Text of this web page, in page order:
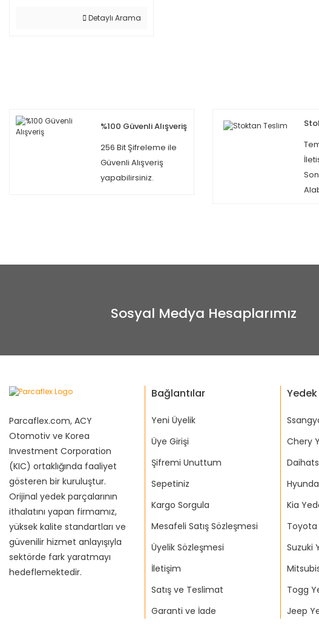
Detaylı Arama
%100 Güvenli Alışveriş
256 Bit Şifreleme ile
Güvenli Alışveriş
yapabilirsiniz.
Sosyal Medya Hesaplarımız
Parcaflex.com, ACY
Otomotiv ve Korea
Investment Corporation
(KIC) ortaklığında faaliyet
gösteren bir kuruluştur.
Orijinal yedek parçalarının
ithalatını yapan firmamız,
yüksek kalite standartları ve
güvenilir hizmet anlayışıyla
sektörde fark yaratmayı
hedeflemektedir.
Bağlantılar
Yeni Üyelik
Üye Girişi
Şifremi Unuttum
Sepetiniz
Kargo Sorgula
Mesafeli Satış Sözleşmesi
Üyelik Sözleşmesi
İletişim
Satış ve Teslimat
Garanti ve İade
Chery
Kia
Toyota
Suzuki
Togg
Jeep